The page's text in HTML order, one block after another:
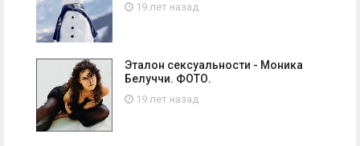
19 лет назад
Эталон сексуальности - Моника
Белуччи. ФОТО.
19 лет назад